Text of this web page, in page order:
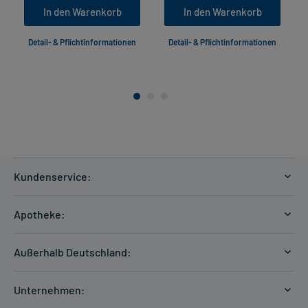
In den Warenkorb
Detail- & Pflichtinformationen
In den Warenkorb
Detail- & Pflichtinformationen
Kundenservice:
Hilfe
Apotheke:
Außerhalb Deutschland:
Unternehmen: